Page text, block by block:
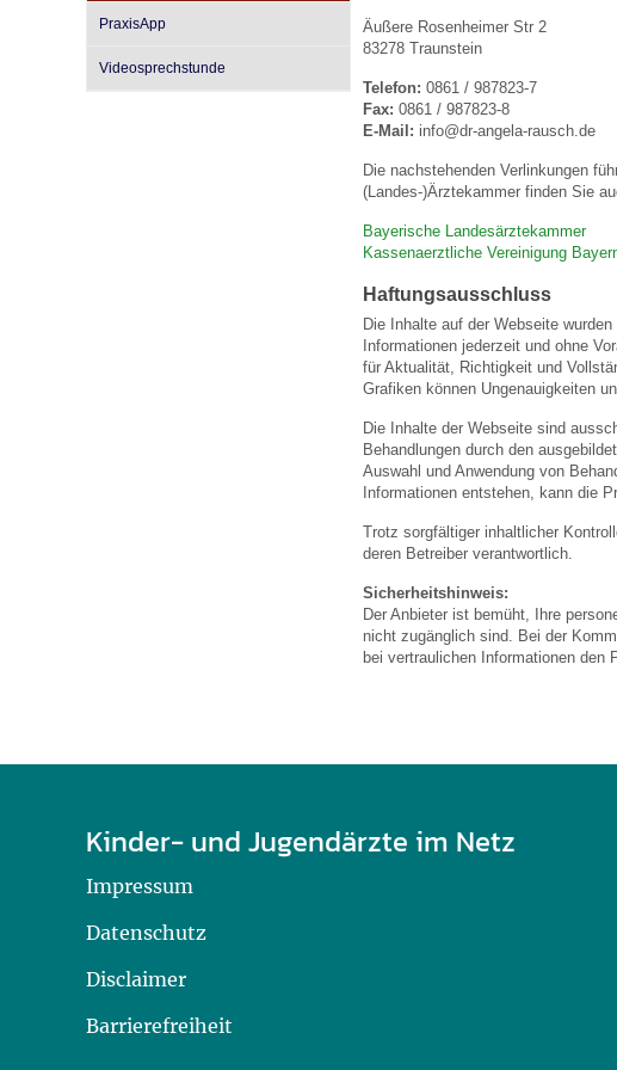
Recht auf Impfung
Vorsorge- und Impferinnerung
Material zu den Vorsorgen
Entwicklungskalender
Broschüren und
Familienzeit gesund
U0-Vorsorge
PraxisApp
Videosprechstunde
Äußere Rosenheimer Str 2
83278 Traunstein
Telefon: 0861 / 987823-7
Fax: 0861 / 987823-8
E-Mail: info@dr-angela-rausch.de
Die nachstehenden Verlinkungen
(Landes-)Ärztekammer finden Sie
Bayerische Landesärztekammer
Kassenaerztliche Vereinigung
Haftungsausschluss
Die Inhalte auf der Webseite
Informationen jederzeit und ohne
für Aktualität, Richtigkeit und
Grafiken können Ungenauigkeiten
Die Inhalte der Webseite sind
Behandlungen durch den
Auswahl und Anwendung von
Informationen entstehen, kann die
Trotz sorgfältiger inhaltlicher
deren Betreiber verantwortlich.
Sicherheitshinweis:
Der Anbieter ist bemüht, Ihre
nicht zugänglich sind. Bei der
bei vertraulichen Informationen den
Kinder- und Jugendärzte im Netz
Impressum
Datenschutz
Disclaimer
Barrierefreiheit